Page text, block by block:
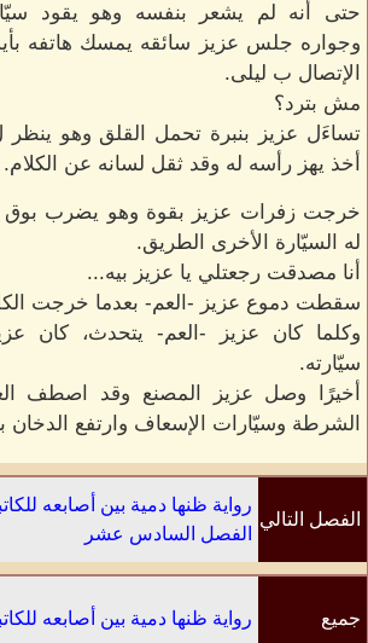
حتى أنه لم يشعر بنفسه وهو يقود
وجواره جلس عزيز سائقه يمسك هاتفه
الإتصال ب ليلى.
مش بترد؟
تساءَل عزيز بنبرة تحمل القلق وهو
أخذ يهز رأسه له وقد ثقل لسانه عن الكلام.
خرجت زفرات عزيز بقوة وهو يضرب بوق
له السيّارة الأخرى الطريق.
أنا مصدقت رجعتلي يا عزيز بيه...
سقطت دموع عزيز -العم- بعدما خرجت
وكلما كان عزيز -العم- يتحدث، كان
سيّارته.
أخيرًا وصل عزيز المصنع وقد اصطف
الشرطة وسيّارات الإسعاف وارتفع الدخان
الفصل التالي
رواية ظنها دمية بين أصابعه
الفصل السادس عشر
جميع رواية ظنها دمية بين أصابعه